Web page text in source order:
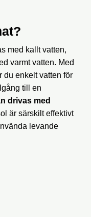
med kallt vatten,
varmt vatten. Med
du enkelt vatten för
till en
drivas med
är särskilt effektivt
levande